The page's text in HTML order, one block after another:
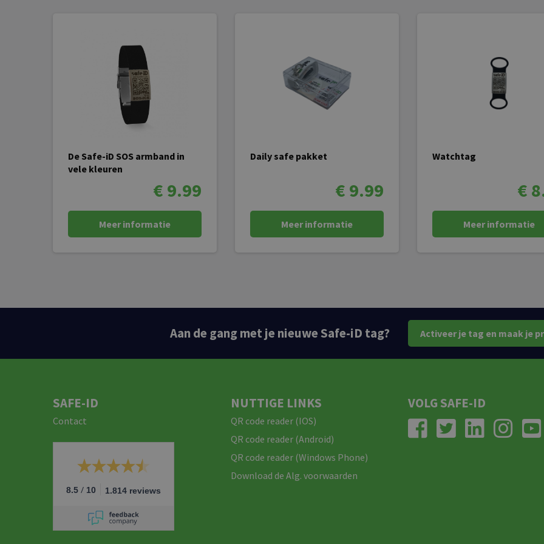
De Safe-iD SOS armband in
vele kleuren
€ 9.99
Meer informatie
Daily safe pakket
€ 9.99
Meer informatie
Watchtag
€
Meer informatie
Aan de gang met je nieuwe Safe-iD tag? Activeer je tag en maak je
SAFE-ID
Contact
8.5 / 10 1.814 reviews
NUTTIGE LINKS
QR code reader (IOS)
QR code reader (Android)
QR code reader (Windows Phone)
Download de Alg. voorwaarden
VOLG SAFE-ID